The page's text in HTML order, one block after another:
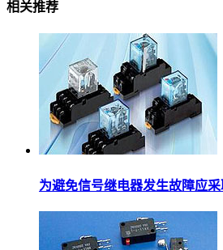
相关推荐
为避免信号继电器发生故障应